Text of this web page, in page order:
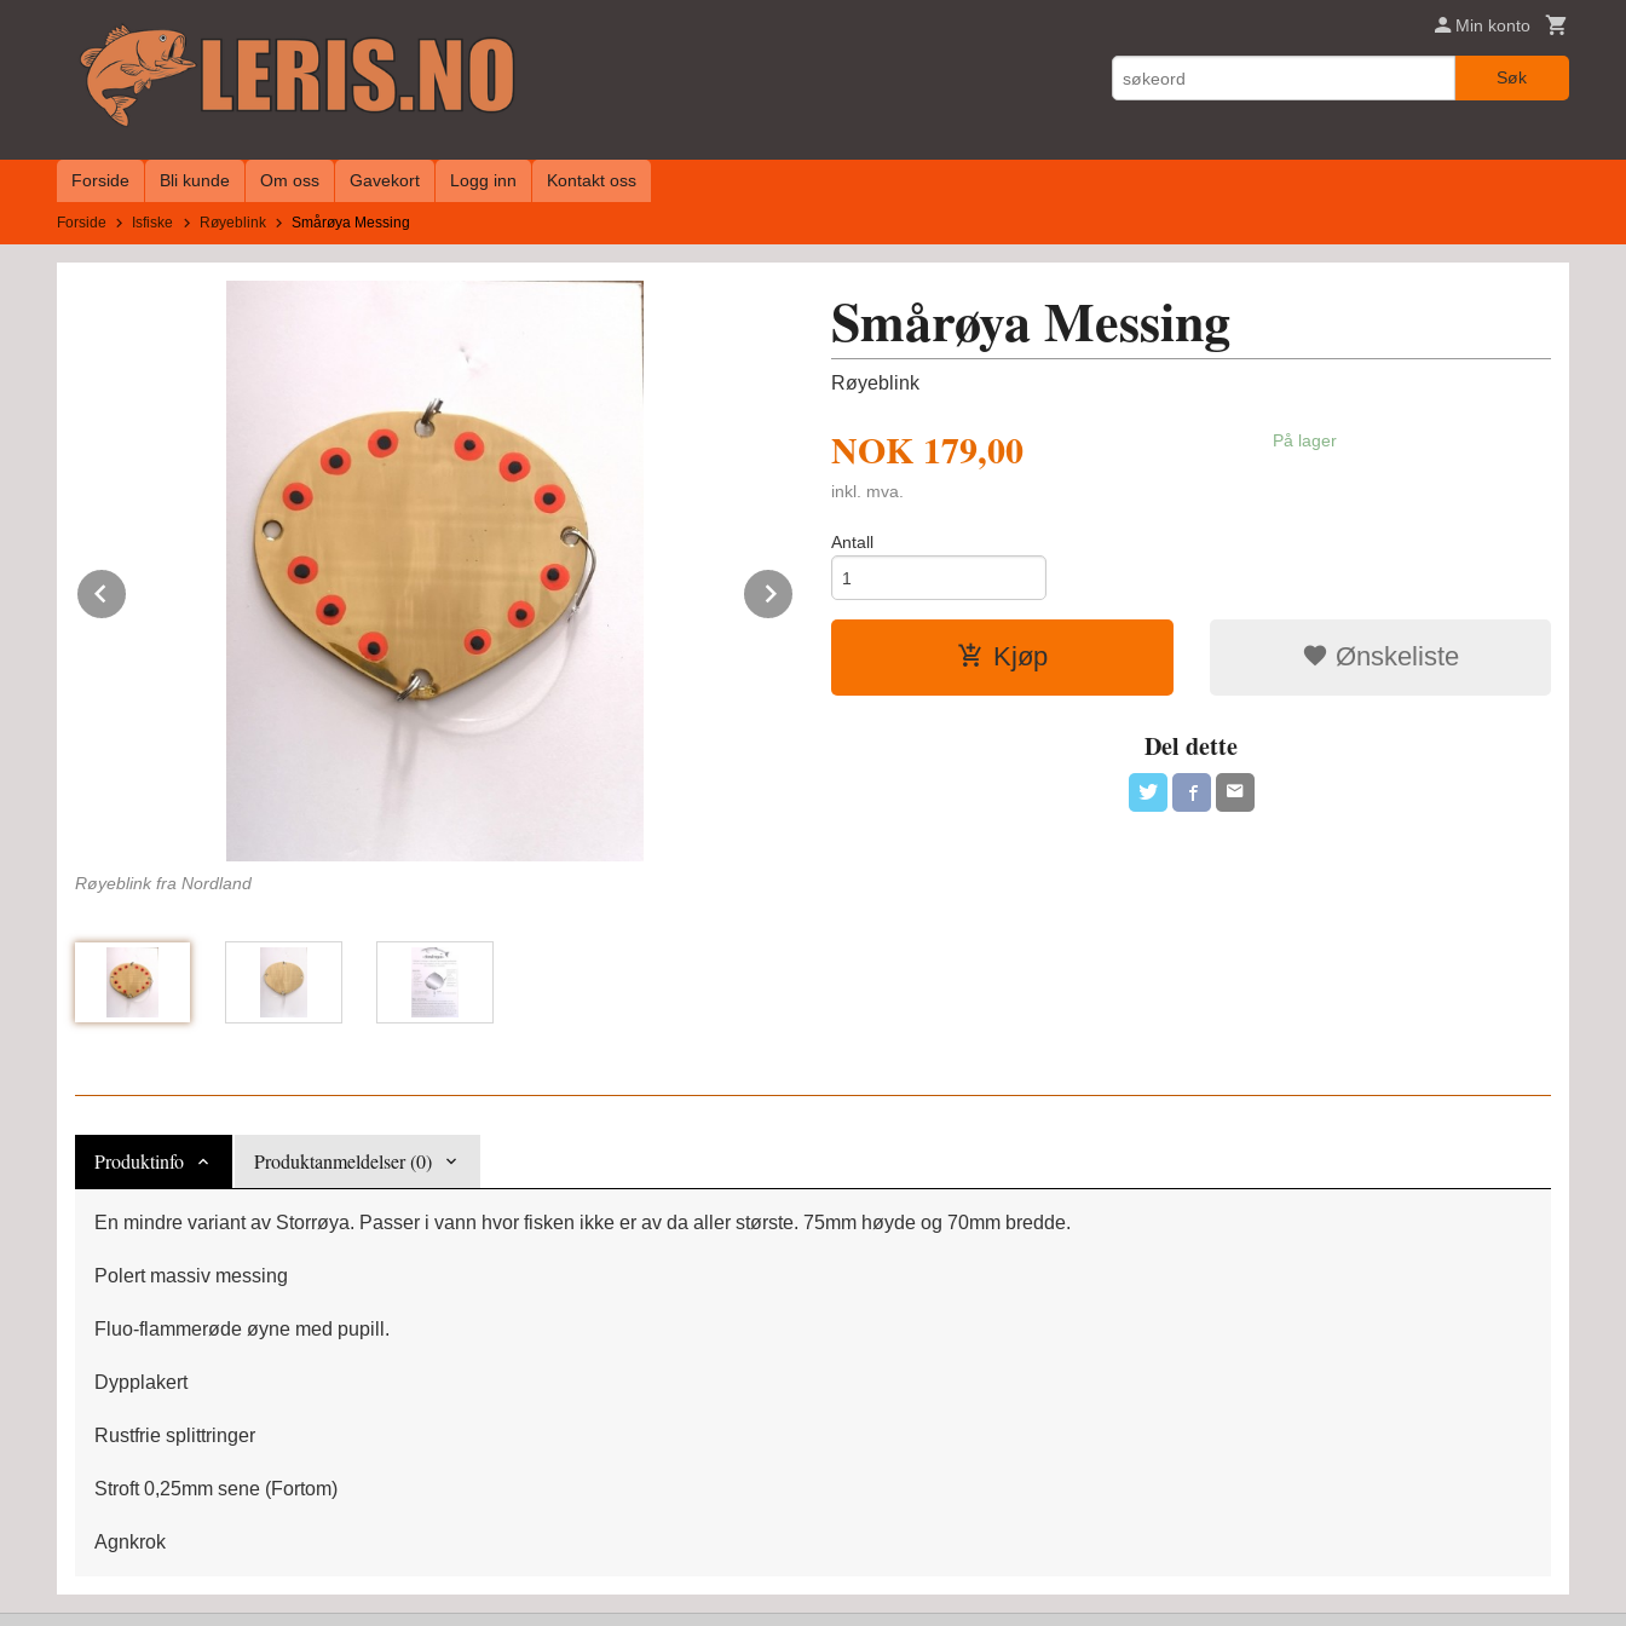
Min konto
Søk
Forside Bli kunde Om oss Gavekort Logg inn Kontakt oss
Forside Isfiske Røyeblink Smårøya Messing
Røyeblink fra Nordland
Next
Smårøya Messing
Røyeblink
NOK 179,00
inkl. mva.
På lager
Antall
Kjøp Ønskeliste
Del dette
Produktinfo Produktanmeldelser (0)
En mindre variant av Storrøya. Passer i vann hvor fisken ikke er av da aller største. 75mm høyde og 70mm bredde.
Polert massiv messing
Fluo-flammerøde øyne med pupill.
Dypplakert
Rustfrie splittringer
Stroft 0,25mm sene (Fortom)
Agnkrok